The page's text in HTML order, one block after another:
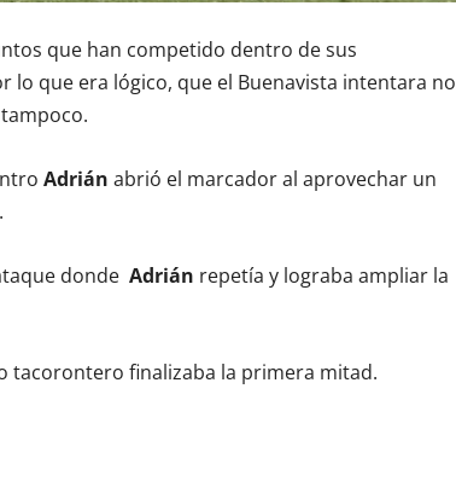
que han competido dentro de sus
lo que era lógico, que el Buenavista intentara no
Adrián abrió el marcador al aprovechar un
donde Adrián repetía y lograba ampliar la
tacorontero finalizaba la primera mitad.